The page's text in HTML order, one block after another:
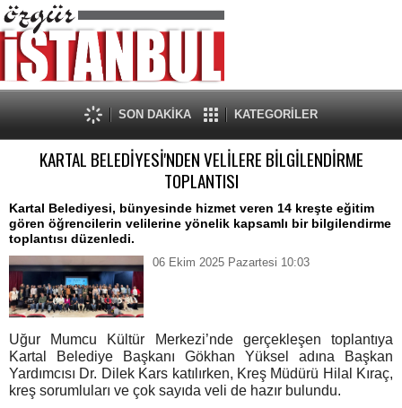
SON DAKİKA KATEGORİLER
KARTAL BELEDİYESİ'NDEN VELİLERE BİLGİLENDİRME
TOPLANTISI
Kartal Belediyesi, bünyesinde hizmet veren 14 kreşte eğitim
gören öğrencilerin velilerine yönelik kapsamlı bir bilgilendirme
toplantısı düzenledi.
06 Ekim 2025 Pazartesi 10:03
Uğur Mumcu Kültür Merkezi’nde gerçekleşen toplantıya
Kartal Belediye Başkanı Gökhan Yüksel adına Başkan
Yardımcısı Dr. Dilek Kars katılırken, Kreş Müdürü Hilal Kıraç,
kreş sorumluları ve çok sayıda veli de hazır bulundu.